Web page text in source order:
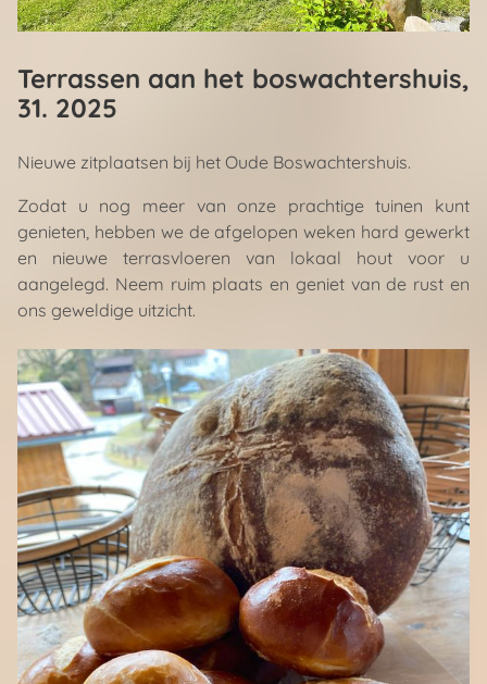
Terrassen aan het boswachtershuis,
31. 2025
Nieuwe zitplaatsen bij het Oude Boswachtershuis.
Zodat u nog meer van onze prachtige tuinen kunt
genieten, hebben we de afgelopen weken hard gewerkt
en nieuwe terrasvloeren van lokaal hout voor u
aangelegd. Neem ruim plaats en geniet van de rust en
ons geweldige uitzicht.